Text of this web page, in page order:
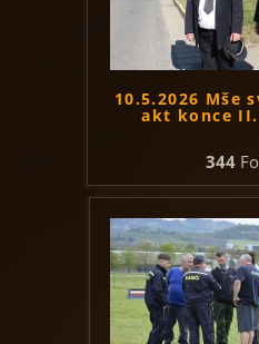
10.5.2026 Mše
akt konce
344